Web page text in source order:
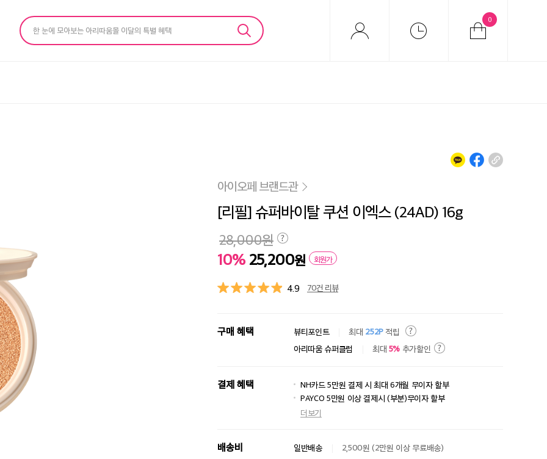
한 눈에 모아보는 아리따움몰 이달의 특별 혜택
0
아이오페 브랜드관
[리필] 슈퍼바이탈 쿠션 이엑스 (24AD) 16g
10% 25,200원 회원가
28,000원
4.9 70건 리뷰
구매 혜택 뷰티포인트 최대 252P적립
아리따움 슈퍼클럽
최대 5% 추가할인
결제 혜택
NH카드 5만원 결제 시 최대 6개월 무이자 할부
PAYCO 5만원 이상 결제시 (부분)무이자 할부
더보기
배송비 일반배송 2,500원 (2만원 이상 무료배송)